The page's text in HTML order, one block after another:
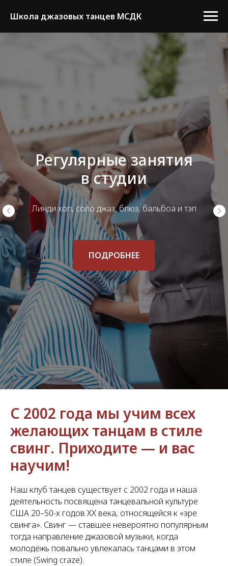
Школа джазовых танцев МСДК
Тэп для начинающих
с нуля
С 21 августа 2026 по пятницам в 20:00
на Новослободской
ПОДРОБНЕЕ
С 2002 года мы учим всех
желающих танцам в стиле
свинг. Приходите — и вас
научим!
Наш клуб танцев существует с 2002 года и наша
деятельность посвящена танцевальной культуре
США 20–50-х годов XX века, относящейся к «эре
свинга». Свинг — ставшее невероятно популярным
тогда направление джазовой музыки, когда
молодёжь повально увлекалась танцами в этом
стиле (Swing craze).